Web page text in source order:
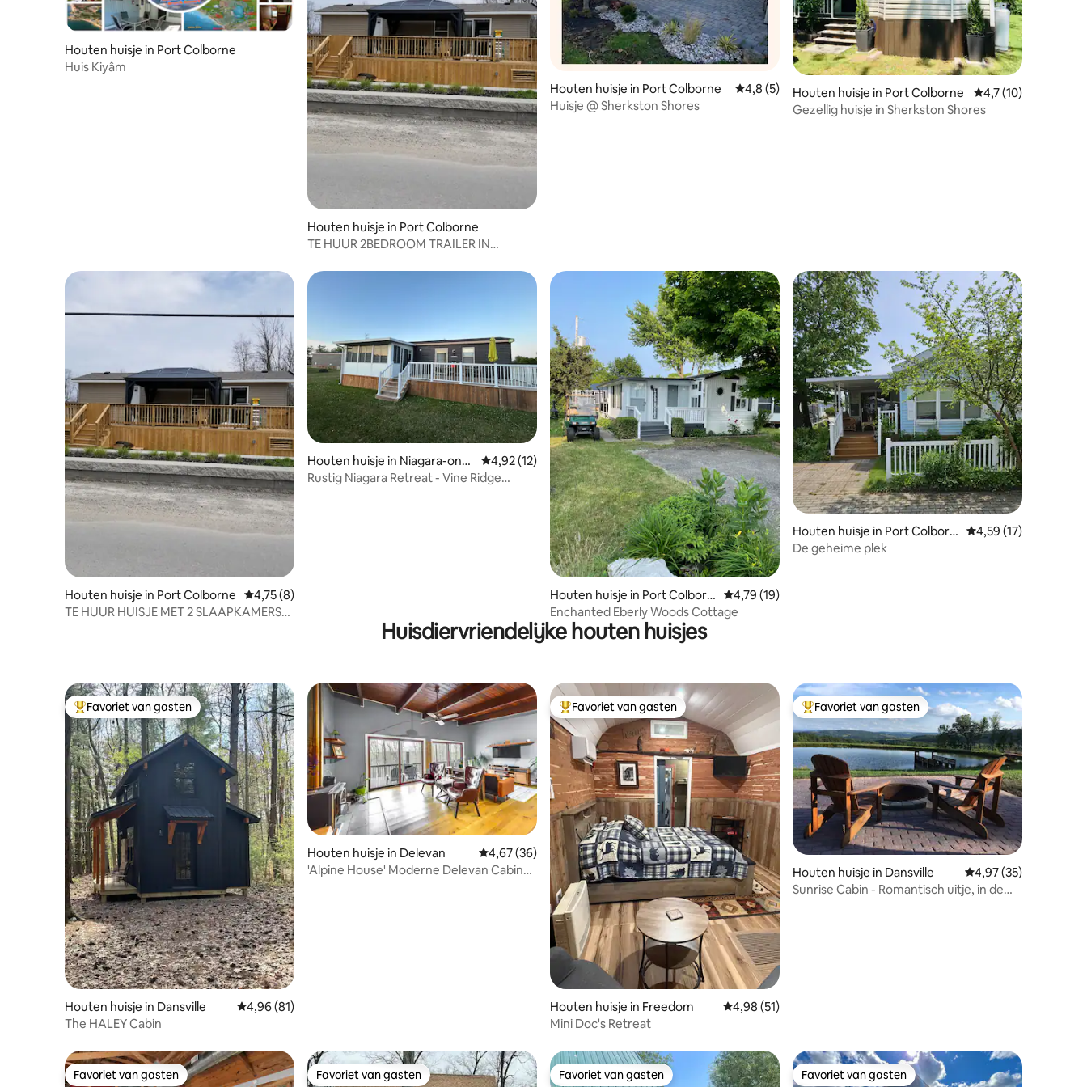
Houten huisje in Port Colborne
Huis Kiyâm
Houten huisje in Port Colborne
TE HUUR 2BEDROOM TRAILER IN
Houten huisje in Port Colborne Gemiddelde beoordeling van 4,8 uit 5, 5 recensies
4,8 (5)
Huisje @ Sherkston Shores
Houten huisje in Port Colborne Gemiddelde
4,7 (10)
Gezellig huisje in Sherkston Shores
Houten huisje in Port Colborne Gemiddelde beoordeling van 4,75 uit 5, 8 recensies
4,75 (8)
TE HUUR HUISJE MET 2 SLAAPKAMERS
Houten huisje in Niagara-on-t
he-Lake
Gemiddelde beoordeling van 4,92 uit 5, 12 recensies
4,92 (12)
Rustig Niagara Retreat - Vine Ridge
Houten huisje in Port Colborn
e
Gemiddelde beoordeling van 4,79 uit 5, 19 recensies
4,79 (19)
Enchanted Eberly Woods Cottage
Houten huisje in Port Colborn
e
Gemiddelde
4,59 (17)
De geheime plek
Huisdiervriendelijke houten huisjes
Topfavoriet van gasten
Favoriet van gasten
Houten huisje in Dansville Gemiddelde beoordeling van 4,96 uit 5, 81 recensies
4,96 (81)
The HALEY Cabin
Houten huisje in Delevan Gemiddelde beoordeling van 4,67 uit 5, 36 recensies
4,67 (36)
'Alpine House' Moderne Delevan Cabin
Topfavoriet van gasten
Favoriet van gasten
Houten huisje in Freedom Gemiddelde beoordeling van 4,98 uit 5, 51 recensies
4,98 (51)
Mini Doc's Retreat
Topfavoriet van gasten
Favoriet van gasten
Houten huisje in Dansville Gemiddelde
4,97 (35)
Sunrise Cabin - Romantisch uitje, in de
Favoriet van gasten
Favoriet van gasten Favoriet van gasten
Favoriet van gasten Favoriet van gasten
Favoriet van gasten Favoriet van gasten
Favoriet van gasten